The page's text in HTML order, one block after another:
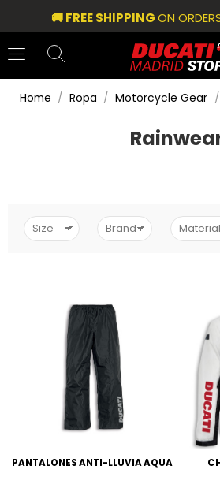
🚚 FREE SHIPPINGON
Home Ropa Motorcycle Gear
PANTALONES ANTI-LLUVIA AQUA